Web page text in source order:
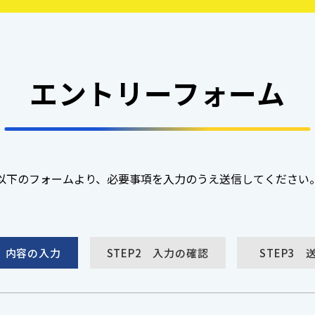
エントリーフォーム
下のフォームより、必要事項を入力のうえ送信してください。
内容の入力 STEP2 入力の確認 STEP3